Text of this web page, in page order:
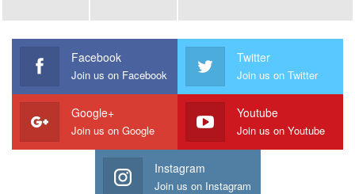
Facebook
Join us on Facebook
Twitter
Join us on Twitter
Google+
Join us on Google
Youtube
Join us on Youtube
Instagram
Join us on Instagram